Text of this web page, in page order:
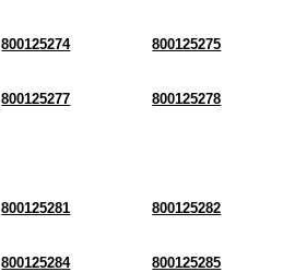
800125274 800125275
800125277 800125278
800125281 800125282
800125284 800125285